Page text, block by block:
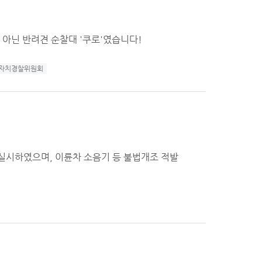
닌 반려견 순찰대 '쿠로'였습니다!
치경찰위원회
시하였으며, 이륜차 소음기 등 불법개조 적발